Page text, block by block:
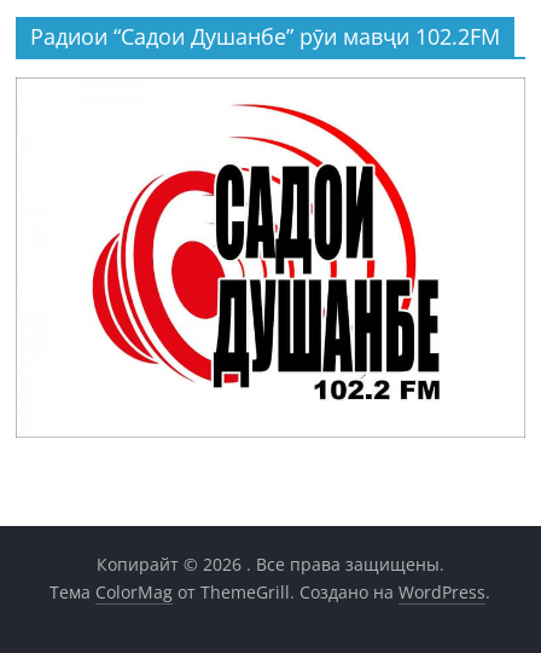
Радиои “Садои Душанбе” рӯи мавҷи 102.2FM
Копирайт © 2026 . Все права защищены.
Тема ColorMag от ThemeGrill. Создано наWordPress.